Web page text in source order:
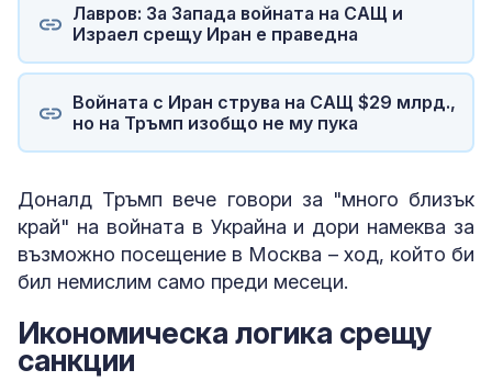
Лавров: За Запада войната на САЩ и
Израел срещу Иран е праведна
Войната с Иран струва на САЩ $29 млрд.,
но на Тръмп изобщо не му пука
Доналд Тръмп вече говори за "много близък
край" на войната в Украйна и дори намеква за
възможно посещение в Москва – ход, който би
бил немислим само преди месеци.
Икономическа логика срещу
санкции